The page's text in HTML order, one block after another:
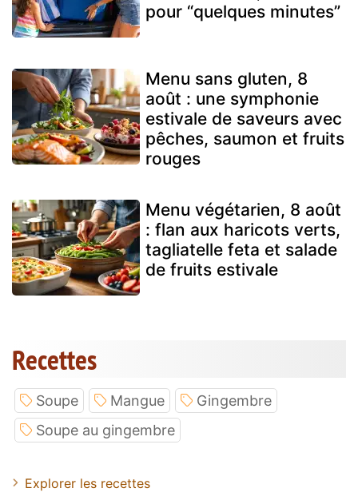
pour “quelques minutes”
Menu sans gluten, 8
août : une symphonie
estivale de saveurs avec
pêches, saumon et fruits
rouges
Menu végétarien, 8 août
: flan aux haricots verts,
tagliatelle feta et salade
de fruits estivale
Recettes
Soupe Mangue
Gingembre
Soupe au gingembre
Explorer les recettes